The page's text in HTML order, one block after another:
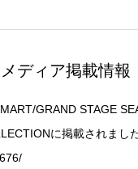
メディア掲載情報
GRAND STAGE
に掲載されまし